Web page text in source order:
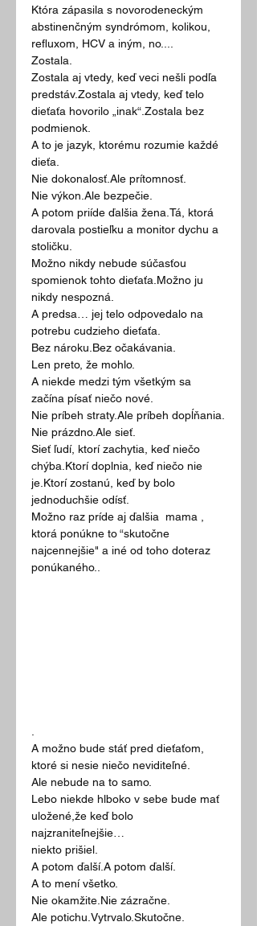
Która zápasila s novorodeneckým
abstinenčným syndrómom, kolikou,
refluxom, HCV a iným, no....
Zostala.
Zostala aj vtedy, keď veci nešli podľa
predstáv.Zostala aj vtedy, keď telo
dieťaťa hovorilo „inak“.Zostala bez
podmienok.
A to je jazyk, ktorému rozumie každé
dieťa.
Nie dokonalosť.Ale prítomnosť.
Nie výkon.Ale bezpečie.
A potom priíde ďalšia žena.Tá, ktorá
darovala postieľku a monitor dychu a
stoličku.
Možno nikdy nebude súčasťou
spomienok tohto dieťaťa.Možno ju
nikdy nespozná.
A predsa… jej telo odpovedalo na
potrebu cudzieho dieťaťa.
Bez nároku.Bez očakávania.
Len preto, že mohlo.
A niekde medzi tým všetkým sa
začína písať niečo nové.
Nie príbeh straty.Ale príbeh dopĺňania.
Nie prázdno.Ale sieť.
Sieť ľudí, ktorí zachytia, keď niečo
chýba.Ktorí doplnia, keď niečo nie
je.Ktorí zostanú, keď by bolo
jednoduchšie odísť.
Možno raz príde aj ďalšia  mama ,
ktorá ponúkne to “skutočne
najcennejšie" a iné od toho doteraz
ponúkaného..
A možno bude stáť pred dieťaťom,
ktoré si nesie niečo neviditeľné.
Ale nebude na to samo.
Lebo niekde hlboko v sebe bude mať
uložené,že keď bolo
najzraniteľnejšie…
niekto prišiel.
A potom ďalší.A potom ďalší.
A to mení všetko.
Nie okamžite.Nie zázračne.
Ale potichu.Vytrvalo.Skutočne.